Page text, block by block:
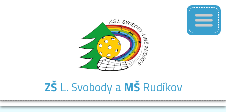
ZŠ L. Svobody a MŠ Rudíkov